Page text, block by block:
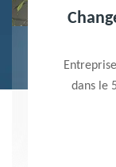
pavé.